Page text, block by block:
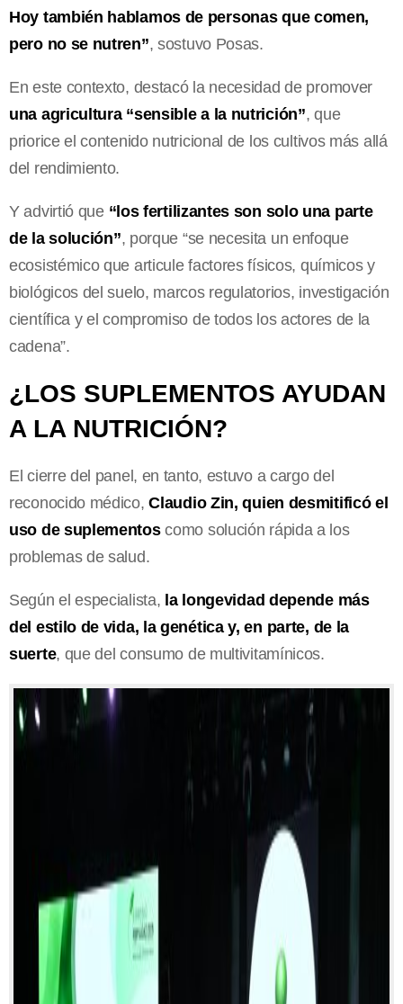
Hoy también hablamos de personas que comen,
pero no se nutren”, sostuvo Posas.
En este contexto, destacó la necesidad de promover
una agricultura “sensible a la nutrición”, que
priorice el contenido nutricional de los cultivos más allá
del rendimiento.
Y advirtió que “los fertilizantes son solo una parte
de la solución”, porque “se necesita un enfoque
ecosistémico que articule factores físicos, químicos y
biológicos del suelo, marcos regulatorios, investigación
científica y el compromiso de todos los actores de la
cadena”.
¿LOS SUPLEMENTOS AYUDAN
A LA NUTRICIÓN?
El cierre del panel, en tanto, estuvo a cargo del
reconocido médico,Claudio Zin, quien desmitificó el
uso de suplementoscomo solución rápida a los
problemas de salud.
Según el especialista, la longevidad depende más
del estilo de vida, la genética y, en parte, de la
suerte, que del consumo de multivitamínicos.